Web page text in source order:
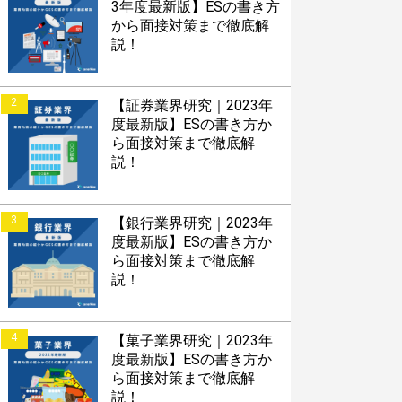
3年度最新版】ESの書き方
から面接対策まで徹底解
説！
2
【証券業界研究｜2023年
度最新版】ESの書き方か
ら面接対策まで徹底解
説！
3
【銀行業界研究｜2023年
度最新版】ESの書き方か
ら面接対策まで徹底解
説！
4
【菓子業界研究｜2023年
度最新版】ESの書き方か
ら面接対策まで徹底解
説！